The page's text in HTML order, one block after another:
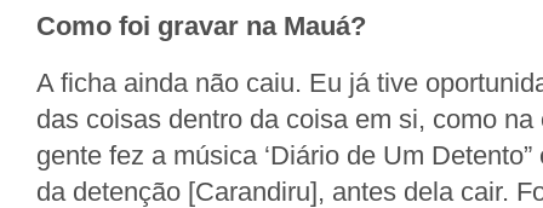
Como foi gravar na Mauá?
A ficha ainda não caiu. Eu já tive
das coisas dentro da coisa em si, como
gente fez a música ‘Diário de Um
da detenção [Carandiru], antes dela cair.